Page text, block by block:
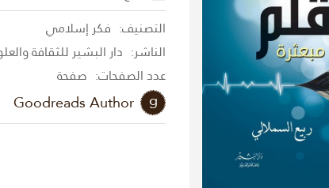
التصنيف: فكر إسلامي
الناشر: دار البشير للثقافة
عدد الصفحات: صفحة
Goodreads Author